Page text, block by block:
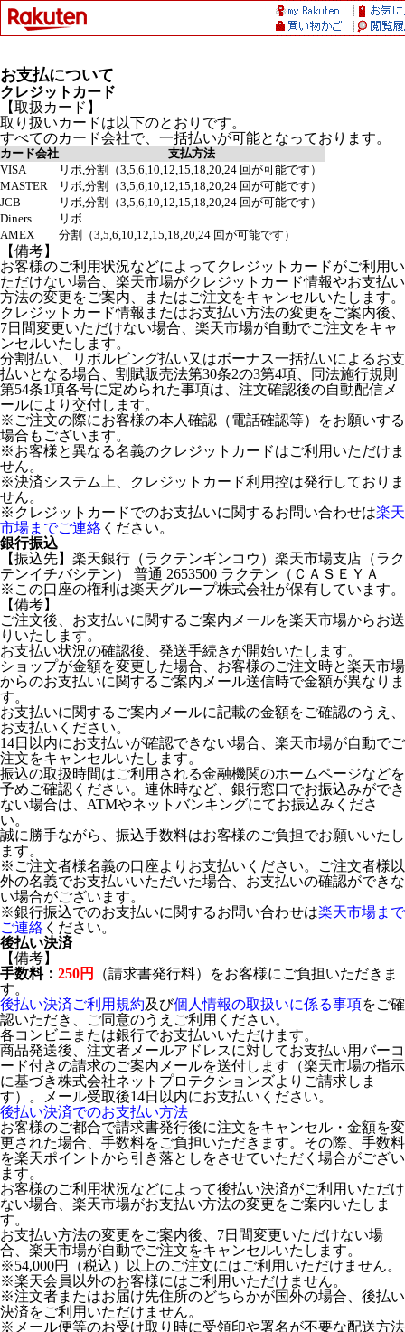
お支払について
クレジットカード
【取扱カード】
取り扱いカードは以下のとおりです。
すべてのカード会社で、一括払いが可能となっております。
カード会社
支払方法
VISA
リボ,分割（3,5,6,10,12,15,18,20,24 回が可能です）
MASTER
リボ,分割（3,5,6,10,12,15,18,20,24 回が可能です）
JCB
リボ,分割（3,5,6,10,12,15,18,20,24 回が可能です）
Diners
リボ
AMEX
分割（3,5,6,10,12,15,18,20,24 回が可能です）
【備考】
お客様のご利用状況などによってクレジットカードがご利用い
ただけない場合、楽天市場がクレジットカード情報やお支払い
方法の変更をご案内、またはご注文をキャンセルいたします。
クレジットカード情報またはお支払い方法の変更をご案内後、
7日間変更いただけない場合、楽天市場が自動でご注文をキャ
ンセルいたします。
分割払い、リボルビング払い又はボーナス一括払いによるお支
払いとなる場合、割賦販売法第30条2の3第4項、同法施行規則
第54条1項各号に定められた事項は、注文確認後の自動配信メ
ールにより交付します。
※ご注文の際にお客様の本人確認（電話確認等）をお願いする
場合もございます。
※お客様と異なる名義のクレジットカードはご利用いただけま
せん。
※決済システム上、クレジットカード利用控は発行しておりま
せん。
※クレジットカードでのお支払いに関するお問い合わせは楽天
市場までご連絡 ください。
銀行振込
【振込先】楽天銀行（ラクテンギンコウ）楽天市場支店（ラク
テンイチバシテン） 普通 2653500 ラクテン（ＣＡＳＥＹＡ
※この口座の権利は楽天グループ株式会社が保有しています。
【備考】
ご注文後、お支払いに関するご案内メールを楽天市場からお送
りいたします。
お支払い状況の確認後、発送手続きが開始いたします。
ショップが金額を変更した場合、お客様のご注文時と楽天市場
からのお支払いに関するご案内メール送信時で金額が異なりま
す。
お支払いに関するご案内メールに記載の金額をご確認のうえ、
お支払いください。
14日以内にお支払いが確認できない場合、楽天市場が自動でご
注文をキャンセルいたします。
振込の取扱時間はご利用される金融機関のホームページなどを
予めご確認ください。連休時など、銀行窓口でお振込みができ
ない場合は、ATMやネットバンキングにてお振込みくださ
い。
誠に勝手ながら、振込手数料はお客様のご負担でお願いいたし
ます。
※ご注文者様名義の口座よりお支払いください。ご注文者様以
外の名義でお支払いいただいた場合、お支払いの確認ができな
い場合がございます。
※銀行振込でのお支払いに関するお問い合わせは楽天市場まで
ご連絡 ください。
後払い決済
【備考】
手数料： 250円
（請求書発行料）をお客様にご負担いただきま
す。
後払い決済ご利用規約及び個人情報の取扱いに係る事項をご確
認いただき、ご同意のうえご利用ください。
各コンビニまたは銀行でお支払いいただけます。
商品発送後、注文者メールアドレスに対してお支払い用バーコ
ード付きの請求のご案内メールを送付します（楽天市場の指示
に基づき株式会社ネットプロテクションズよりご請求しま
す）。メール受取後14日以内にお支払いください。
後払い決済でのお支払い方法
お客様のご都合で請求書発行後に注文をキャンセル・金額を変
更された場合、手数料をご負担いただきます。その際、手数料
を楽天ポイントから引き落としをさせていただく場合がござい
ます。
お客様のご利用状況などによって後払い決済がご利用いただけ
ない場合、楽天市場がお支払い方法の変更をご案内いたしま
す。
お支払い方法の変更をご案内後、7日間変更いただけない場
合、楽天市場が自動でご注文をキャンセルいたします。
※54,000円（税込）以上のご注文にはご利用いただけません。
※楽天会員以外のお客様にはご利用いただけません。
※注文者またはお届け先住所のどちらかが国外の場合、後払い
決済をご利用いただけません。
※メール便等のお受け取り時に受領印や署名が不要な配送方法